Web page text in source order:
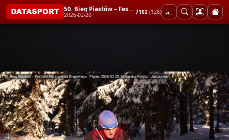
50. Bieg Piastów – Festiwal Narciarstwa Biegowego - Piątek
2026-02-20 7102 (126)